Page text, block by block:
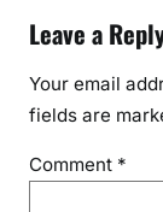
Leave a
Your email
fields are
Comment *